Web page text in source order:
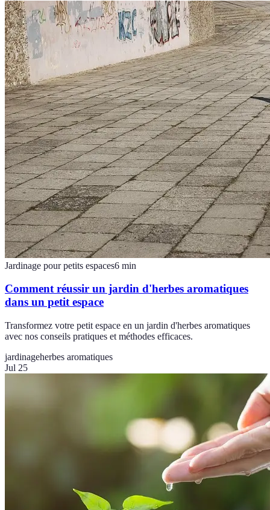
Jardinage pour petits espaces6 min
Comment réussir un jardin d'herbes aromatiques
dans un petit espace
Transformez votre petit espace en un jardin d'herbes aromatiques
avec nos conseils pratiques et méthodes efficaces.
jardinageherbes aromatiques
Jul 25